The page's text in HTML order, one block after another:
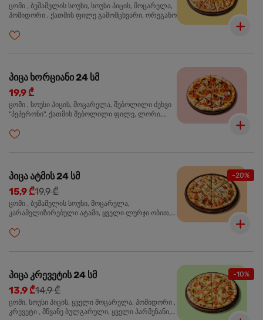
ცომი , ბეშამელის სოუსი, სოუსი პიცის, მოცარელა,
პომიდორი , ქათმის ფილე გამომცხვარი, ორეგანო
პიცა ხორციანი 24 სმ
19,9 ₾
ცომი , სოუსი პიცის, მოცარელა, შებოლილი ძეხვი
"პეპერონი", ქათმის შებოლილი ფილე, ლორი,
-20%
პიცა ატმის 24 სმ
15,9 ₾19,9 ₾
ცომი , ბეშამელის სოუსი, მოცარელა,
კარამელიზირებული ატამი, ყველი ლურჯი ობით,
-10%
პიცა კრევეტის 24 სმ
13,9 ₾14,9 ₾
ცომი, სოუსი პიცის, ყველი მოცარელა, პომიდორი ,
კრევეტი , მწვანე ბულგარული, ყველი პარმეზანი,